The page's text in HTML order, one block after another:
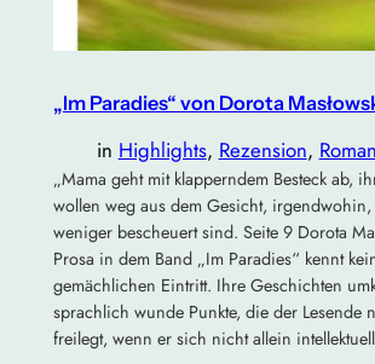
„Im Paradies“ von Dorota
in Highlights, Rezension, Roman
„Mama geht mit klapperndem Besteck ab,
wollen weg aus dem Gesicht, irgendwohin,
weniger bescheuert sind. Seite 9 Dorota
Prosa in dem Band „Im Paradies“ kennt
gemächlichen Eintritt. Ihre Geschichten
sprachlich wunde Punkte, die der Lesende
freilegt, wenn er sich nicht allein